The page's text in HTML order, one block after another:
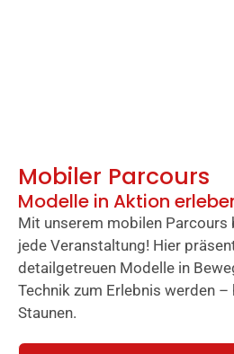
Mobiler Parcours
Modelle in Aktion
Mit unserem mobilen
jede Veranstaltung! Hier
detailgetreuen Modelle in
Technik zum Erlebnis werden –
Staunen.